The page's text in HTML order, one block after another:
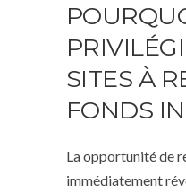
SITES À
FONDS
La opportunité de
immédiatement